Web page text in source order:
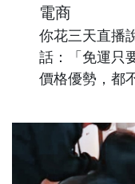
電商
你花三天直播
話：「免運只
價格優勢，都